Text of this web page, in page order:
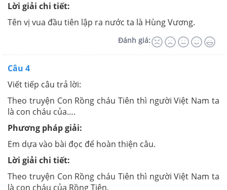
Lời giải chi tiết:
Tên vị vua đầu tiên lập ra nước ta là Hùng Vương.
Đánh giá:
Câu 4
Viết tiếp câu trả lời:
Theo truyện Con Rồng cháu Tiên thì người Việt Nam ta
là con cháu của….
Phương pháp giải:
Em dựa vào bài đọc để hoàn thiện câu.
Lời giải chi tiết:
Theo truyện Con Rồng cháu Tiên thì người Việt Nam ta
là con cháu của Rồng Tiên.